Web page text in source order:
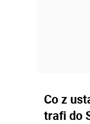
Co z
trafi do